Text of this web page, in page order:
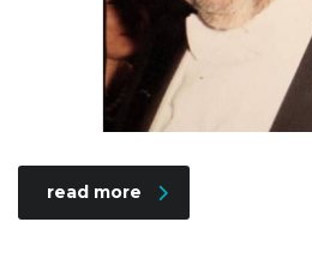
read more